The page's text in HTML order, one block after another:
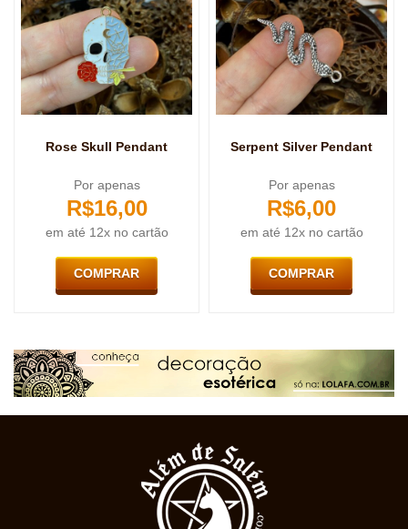
Rose Skull Pendant
Por apenas
R$16,00
em até 12x no cartão
COMPRAR
Serpent Silver Pendant
Por apenas
R$6,00
em até 12x no cartão
COMPRAR